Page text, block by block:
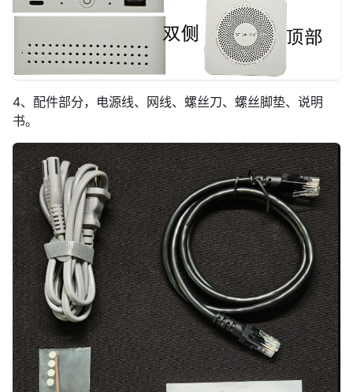
4、配件部分，电源线、网线、螺丝刀、螺丝脚垫、说明
书。